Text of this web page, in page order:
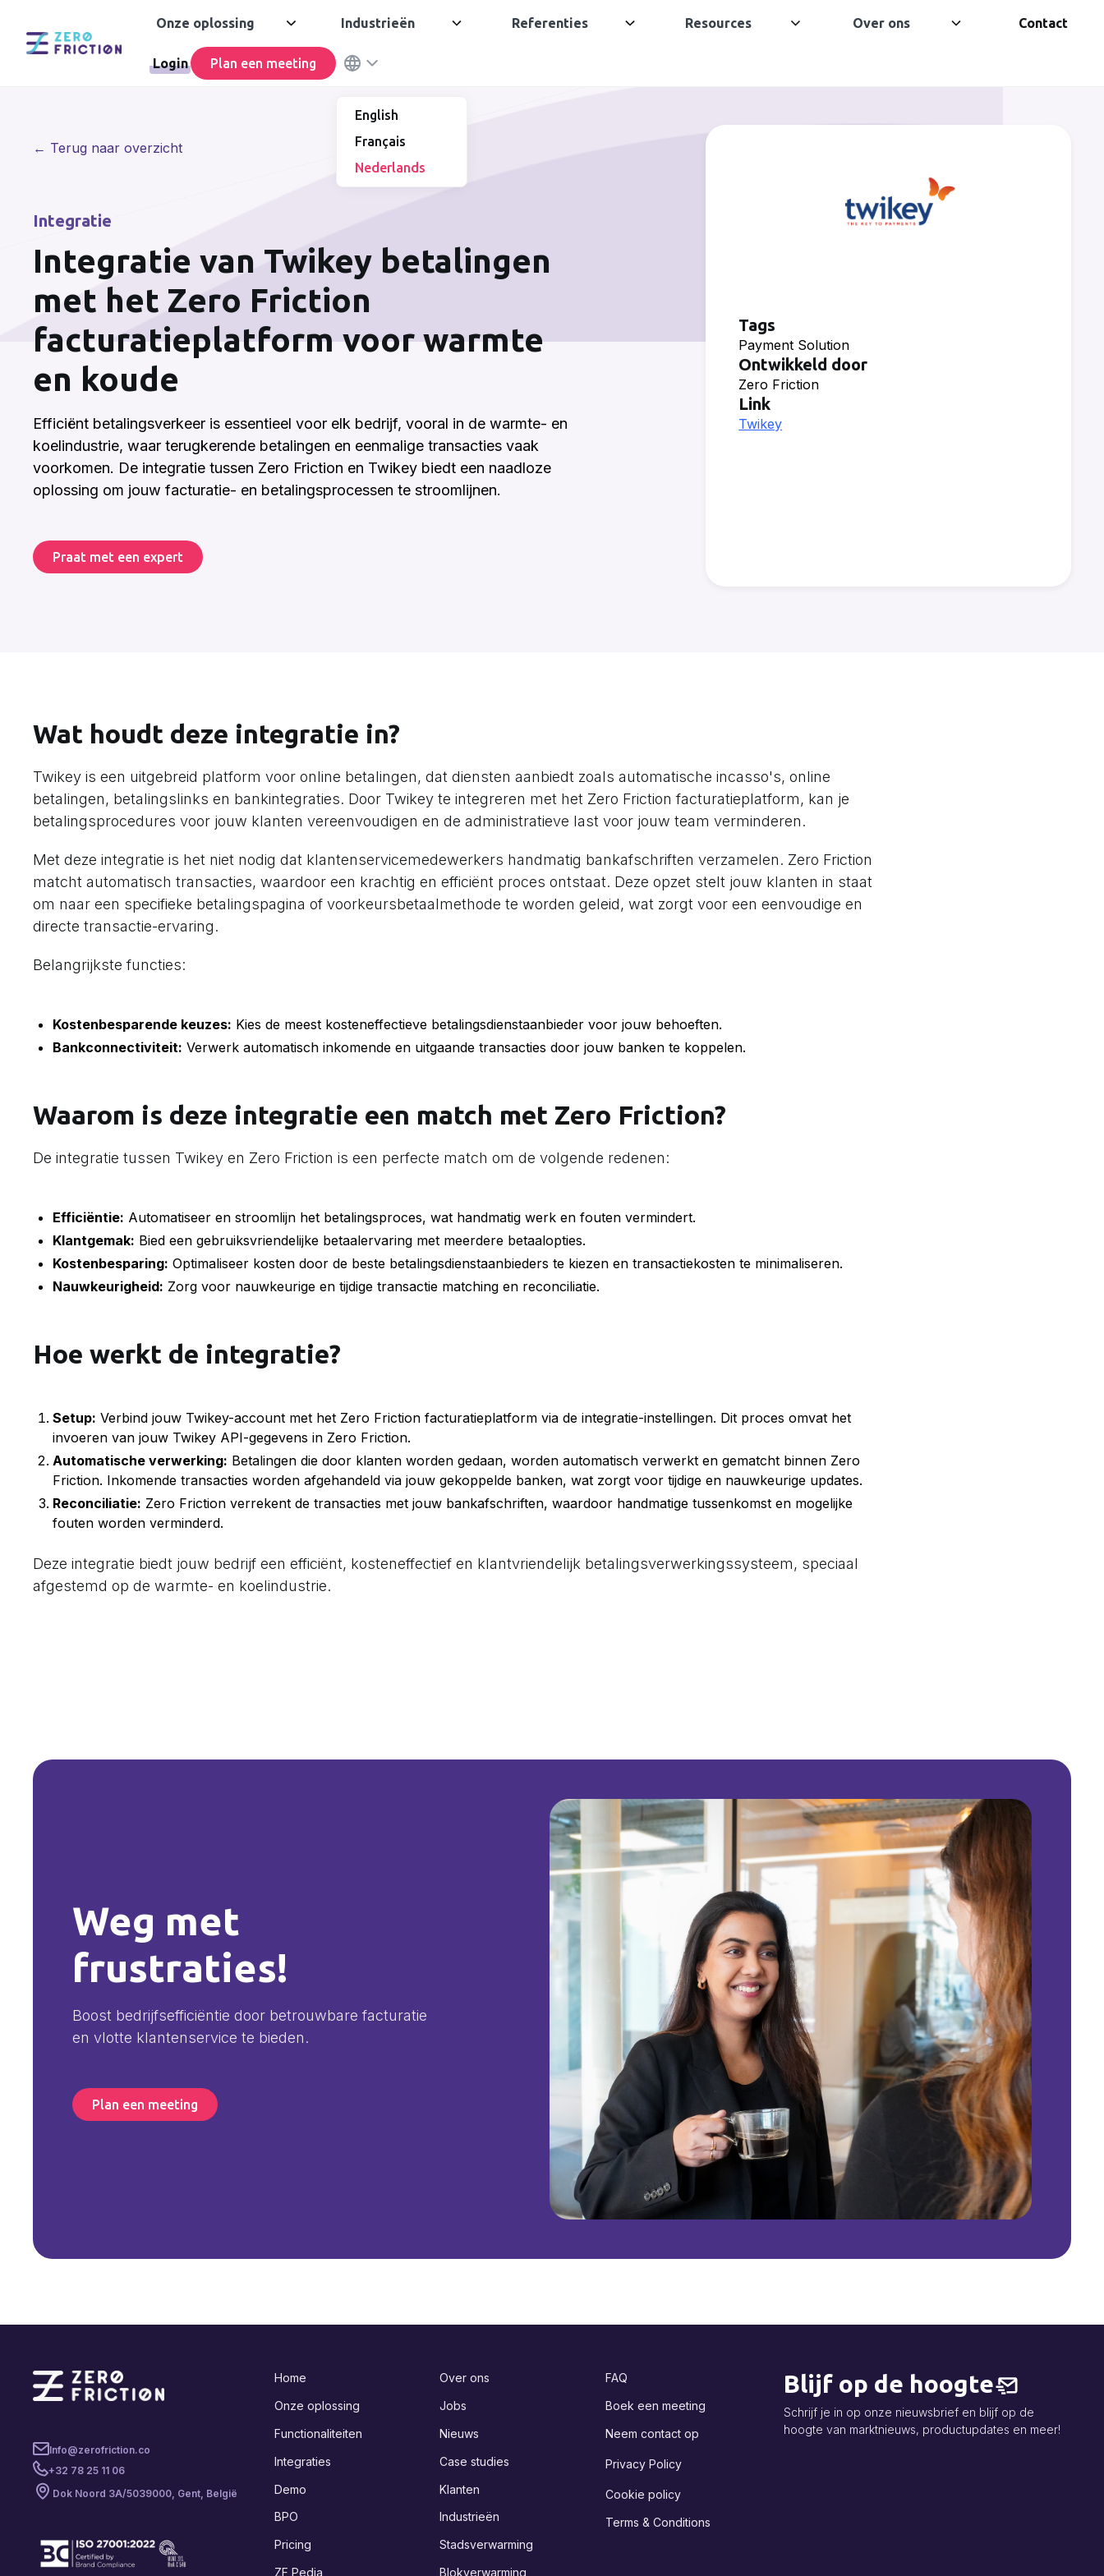
Onze oplossing Industrieën Referenties Resources Over ons Contact
Login Plan een meeting
English
Français
Nederlands
← Terug naar overzicht
Integratie
Integratie van Twikey betalingen
met het Zero Friction
facturatieplatform voor warmte
en koude
Efficiënt betalingsverkeer is essentieel voor elk bedrijf, vooral in de warmte- en
koelindustrie, waar terugkerende betalingen en eenmalige transacties vaak
voorkomen. De integratie tussen Zero Friction en Twikey biedt een naadloze
oplossing om jouw facturatie- en betalingsprocessen te stroomlijnen.
Praat met een expert
Tags
Payment Solution
Ontwikkeld door
Zero Friction
Link
Twikey
Wat houdt deze integratie in?
Twikey is een uitgebreid platform voor online betalingen, dat diensten aanbiedt zoals automatische incasso's, online
betalingen, betalingslinks en bankintegraties. Door Twikey te integreren met het Zero Friction facturatieplatform, kan je
betalingsprocedures voor jouw klanten vereenvoudigen en de administratieve last voor jouw team verminderen.
Met deze integratie is het niet nodig dat klantenservicemedewerkers handmatig bankafschriften verzamelen. Zero Friction
matcht automatisch transacties, waardoor een krachtig en efficiënt proces ontstaat. Deze opzet stelt jouw klanten in staat
om naar een specifieke betalingspagina of voorkeursbetaalmethode te worden geleid, wat zorgt voor een eenvoudige en
directe transactie-ervaring.
Belangrijkste functies:
Kostenbesparende keuzes: Kies de meest kosteneffectieve betalingsdienstaanbieder voor jouw behoeften.
Bankconnectiviteit: Verwerk automatisch inkomende en uitgaande transacties door jouw banken te koppelen.
Waarom is deze integratie een match met Zero Friction?
De integratie tussen Twikey en Zero Friction is een perfecte match om de volgende redenen:
Efficiëntie: Automatiseer en stroomlijn het betalingsproces, wat handmatig werk en fouten vermindert.
Klantgemak: Bied een gebruiksvriendelijke betaalervaring met meerdere betaalopties.
Kostenbesparing: Optimaliseer kosten door de beste betalingsdienstaanbieders te kiezen en transactiekosten te minimaliseren.
Nauwkeurigheid: Zorg voor nauwkeurige en tijdige transactie matching en reconciliatie.
Hoe werkt de integratie?
Setup: Verbind jouw Twikey-account met het Zero Friction facturatieplatform via de integratie-instellingen. Dit proces omvat het
invoeren van jouw Twikey API-gegevens in Zero Friction.
Automatische verwerking: Betalingen die door klanten worden gedaan, worden automatisch verwerkt en gematcht binnen Zero
Friction. Inkomende transacties worden afgehandeld via jouw gekoppelde banken, wat zorgt voor tijdige en nauwkeurige updates.
Reconciliatie: Zero Friction verrekent de transacties met jouw bankafschriften, waardoor handmatige tussenkomst en mogelijke
fouten worden verminderd.
Deze integratie biedt jouw bedrijf een efficiënt, kosteneffectief en klantvriendelijk betalingsverwerkingssysteem, speciaal
afgestemd op de warmte- en koelindustrie.
Weg met
frustraties!
Boost bedrijfsefficiëntie door betrouwbare facturatie
en vlotte klantenservice te bieden.
Plan een meeting
Info@zerofriction.co
+32 78 25 11 06
Dok Noord 3A/5039000, Gent, België
Home
Onze oplossing
Functionaliteiten
Integraties
Demo
BPO
Pricing
ZF Pedia
Over ons
Jobs
Nieuws
Case studies
Klanten
Industrieën
Stadsverwarming
Blokverwarming
FAQ
Boek een meeting
Neem contact op
Privacy Policy
Cookie policy
Terms & Conditions
Blijf op de hoogte
Schrijf je in op onze nieuwsbrief en blijf op de
hoogte van marktnieuws, productupdates en meer!